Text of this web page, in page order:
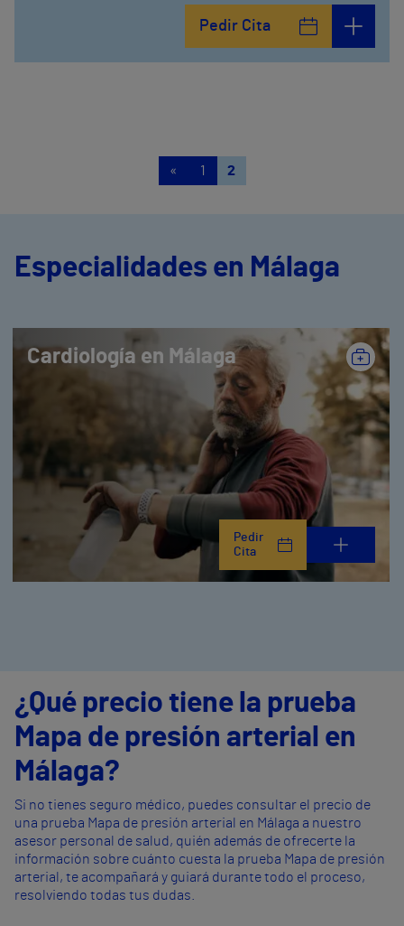
Pedir Cita
« 1 2
Especialidades en Málaga
Cardiología en Málaga
Pedir
Cita
¿Qué precio tiene la prueba
Mapa de presión arterial en
Málaga?
Si no tienes seguro médico, puedes consultar el precio de
una prueba Mapa de presión arterial en Málaga a nuestro
asesor personal de salud, quién además de ofrecerte la
información sobre cuánto cuesta la prueba Mapa de presión
arterial, te acompañará y guiará durante todo el proceso,
resolviendo todas tus dudas.